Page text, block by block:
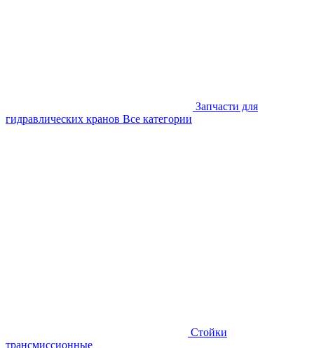
Запчасти для
гидравлических кранов Все категории
Стойки
трансмиссионные